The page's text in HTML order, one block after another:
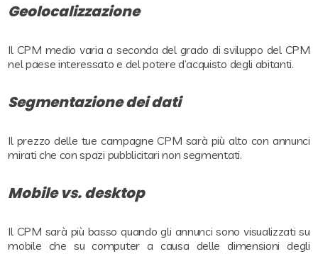
Geolocalizzazione
Il CPM medio varia a seconda del grado di sviluppo del CPM
nel paese interessato e del potere d’acquisto degli abitanti.
Segmentazione dei dati
Il prezzo delle tue campagne CPM sarà più alto con annunci
mirati che con spazi pubblicitari non segmentati.
Mobile vs. desktop
Il CPM sarà più basso quando gli annunci sono visualizzati su
mobile che su computer a causa delle dimensioni degli